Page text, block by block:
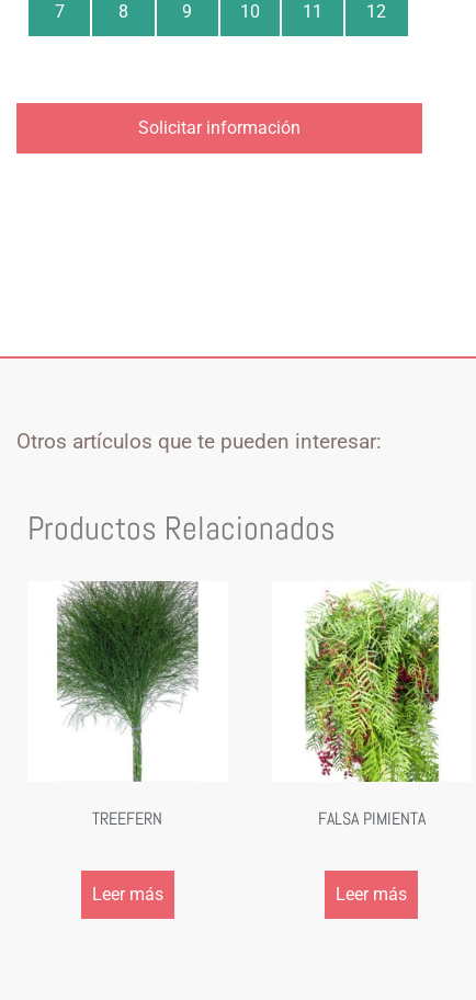
7 8 9 10 11 12
Solicitar información
Otros artículos que te pueden interesar:
Productos Relacionados
TREEFERN
Leer más
FALSA PIMIENTA
Leer más